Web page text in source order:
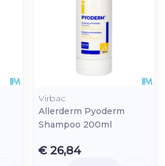
Virbac
Allerderm Pyoderm
Shampoo 200ml
€ 26,84